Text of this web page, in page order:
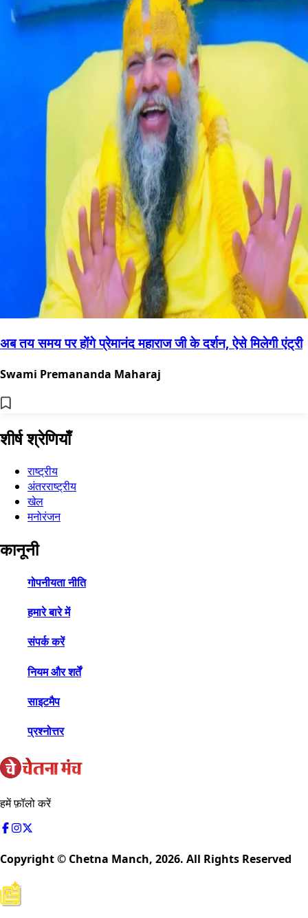
अब तय समय पर होंगे प्रेमानंद महाराज जी के दर्शन, ऐसे मिलेगी एंट्री
Swami Premananda Maharaj
शीर्ष श्रेणियाँ
राष्ट्रीय
अंतरराष्ट्रीय
खेल
मनोरंजन
कानूनी
गोपनीयता नीति
हमारे बारे में
संपर्क करें
नियम और शर्तें
साइटमैप
प्रश्नोत्तर
हमें फ़ॉलो करें
Copyright © Chetna Manch, 2026. All Rights Reserved